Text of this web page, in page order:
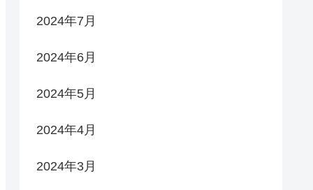
2024年7月
2024年6月
2024年5月
2024年4月
2024年3月